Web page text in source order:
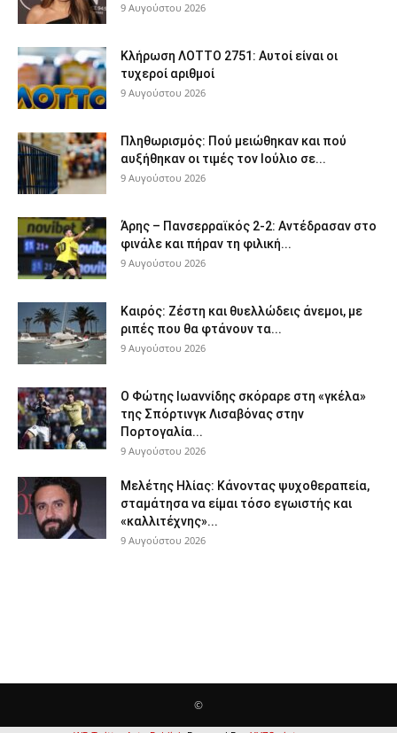
9 Αυγούστου 2026
Κλήρωση ΛΟΤΤΟ 2751: Αυτοί είναι οι
τυχεροί αριθμοί
9 Αυγούστου 2026
Πληθωρισμός: Πού μειώθηκαν και πού
αυξήθηκαν οι τιμές τον Ιούλιο σε...
9 Αυγούστου 2026
Άρης – Πανσερραϊκός 2-2: Αντέδρασαν στο
φινάλε και πήραν τη φιλική...
9 Αυγούστου 2026
Καιρός: Ζέστη και θυελλώδεις άνεμοι, με
ριπές που θα φτάνουν τα...
9 Αυγούστου 2026
Ο Φώτης Ιωαννίδης σκόραρε στη «γκέλα»
της Σπόρτινγκ Λισαβόνας στην
Πορτογαλία...
9 Αυγούστου 2026
Μελέτης Ηλίας: Κάνοντας ψυχοθεραπεία,
σταμάτησα να είμαι τόσο εγωιστής και
«καλλιτέχνης»...
9 Αυγούστου 2026
©